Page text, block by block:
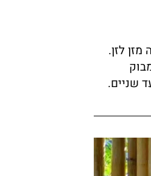
לזן.
במבוק